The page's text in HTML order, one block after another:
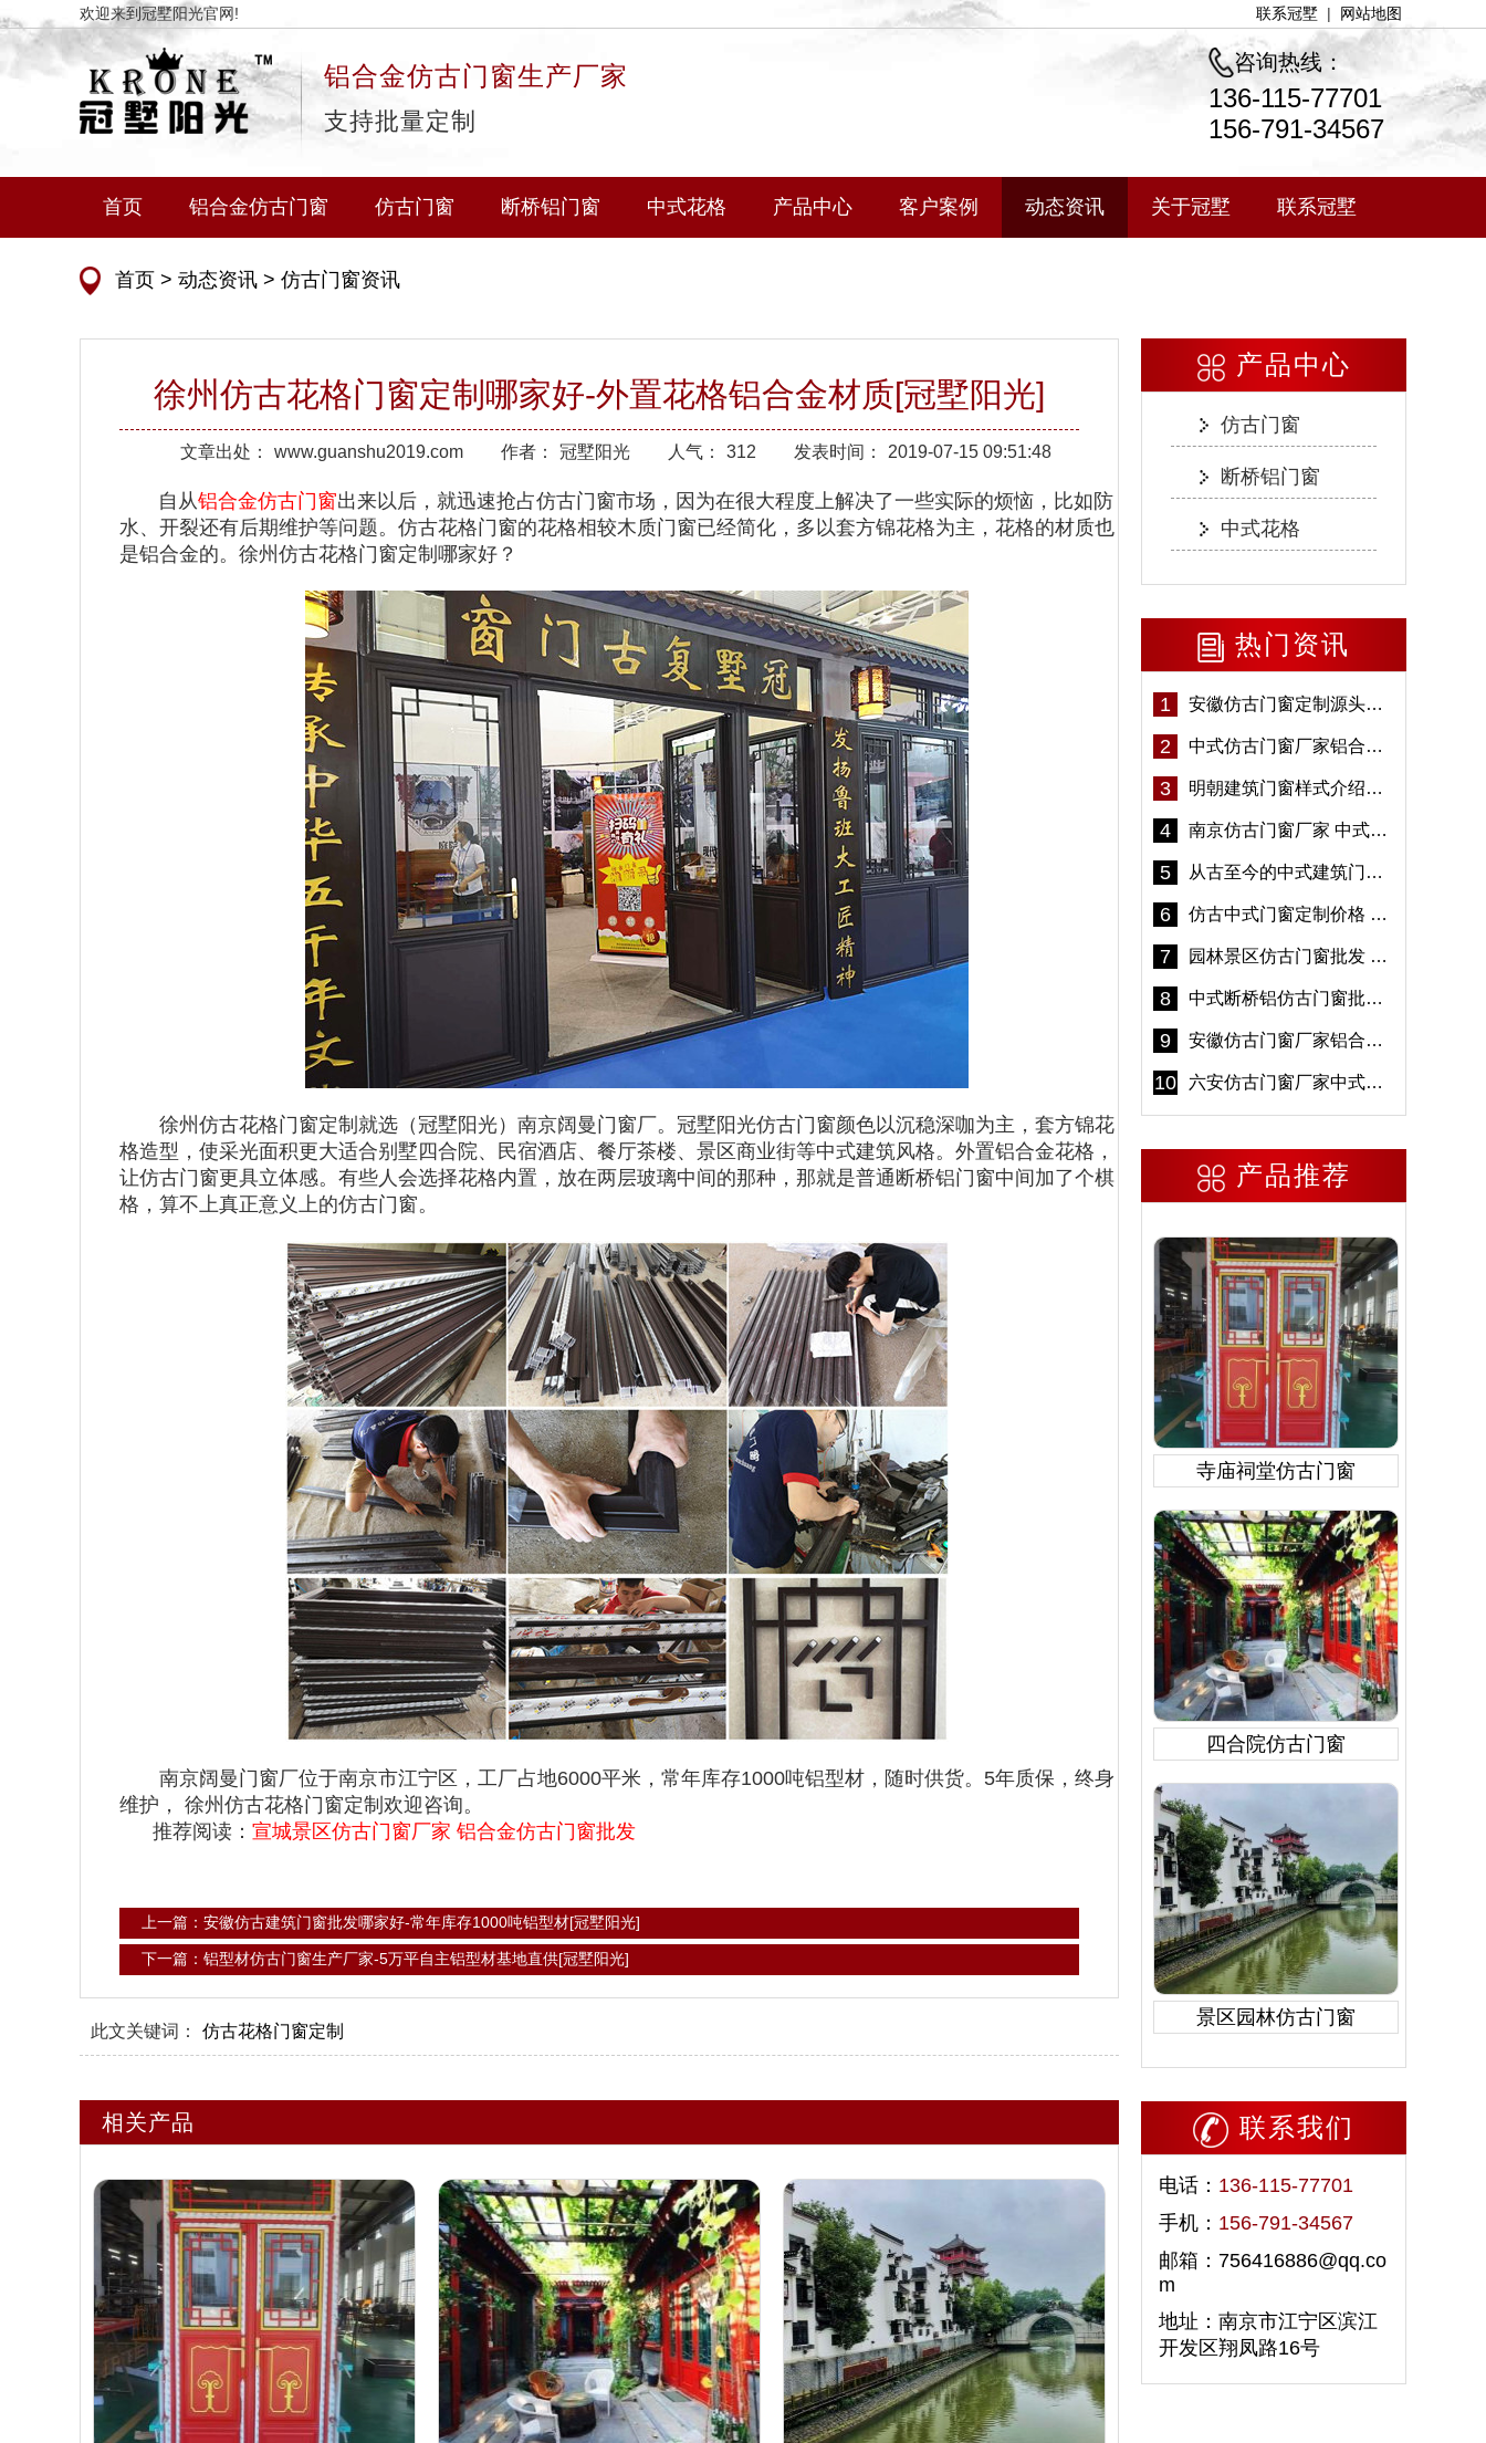
欢迎来到冠墅阳光官网! 联系冠墅 | 网站地图
铝合金仿古门窗生产厂家
支持批量定制
咨询热线：
136-115-77701
156-791-34567
首页 铝合金仿古门窗 仿古门窗 断桥铝门窗 中式花格 产品中心 客户案例 动态资讯 关于冠墅 联系冠墅
首页 > 动态资讯 > 仿古门窗资讯
徐州仿古花格门窗定制哪家好-外置花格铝合金材质[冠墅阳光]
文章出处： www.guanshu2019.com 作者： 冠墅阳光 人气： 312 发表时间： 2019-07-15 09:51:48
自从铝合金仿古门窗出来以后，就迅速抢占仿古门窗市场，因为在很大程度上解决了一些实际的烦恼，比如防
水、开裂还有后期维护等问题。仿古花格门窗的花格相较木质门窗已经简化，多以套方锦花格为主，花格的材质也
是铝合金的。徐州仿古花格门窗定制哪家好？
徐州仿古花格门窗定制就选（冠墅阳光）南京阔曼门窗厂。冠墅阳光仿古门窗颜色以沉稳深咖为主，套方锦花
格造型，使采光面积更大适合别墅四合院、民宿酒店、餐厅茶楼、景区商业街等中式建筑风格。外置铝合金花格，
让仿古门窗更具立体感。有些人会选择花格内置，放在两层玻璃中间的那种，那就是普通断桥铝门窗中间加了个棋
格，算不上真正意义上的仿古门窗。
南京阔曼门窗厂位于南京市江宁区，工厂占地6000平米，常年库存1000吨铝型材，随时供货。5年质保，终身
维护， 徐州仿古花格门窗定制欢迎咨询。
推荐阅读： 宣城景区仿古门窗厂家 铝合金仿古门窗批发
上一篇：安徽仿古建筑门窗批发哪家好-常年库存1000吨铝型材[冠墅阳光]
下一篇：铝型材仿古门窗生产厂家-5万平自主铝型材基地直供[冠墅阳光]
此文关键词： 仿古花格门窗定制
相关产品
产品中心
仿古门窗
断桥铝门窗
中式花格
热门资讯
1 安徽仿古门窗定制源头厂家 好打理免维护-冠墅阳光
2 中式仿古门窗厂家铝合金仿古门窗定制 5年质保
3 明朝建筑门窗样式介绍——冠墅阳光
4 南京仿古门窗厂家 中式仿古门窗定制 节能防水
5 从古至今的中式建筑门窗到底有多美「冠墅阳光」
6 仿古中式门窗定制价格 铝合金仿古门窗报价
7 园林景区仿古门窗批发 铝合金仿古门窗采购-冠墅阳光
8 中式断桥铝仿古门窗批发 冠墅阳光仿古门窗 6000平米实体工厂
9 安徽仿古门窗厂家铝合金仿古门窗批发 免费设计出货快
10 六安仿古门窗厂家中式仿古门窗制作 6000平米源头厂家
产品推荐
寺庙祠堂仿古门窗
四合院仿古门窗
景区园林仿古门窗
联系我们
电话： 136-115-77701
手机： 156-791-34567
邮箱：756416886@qq.co
m
地址：南京市江宁区滨江
开发区翔凤路16号